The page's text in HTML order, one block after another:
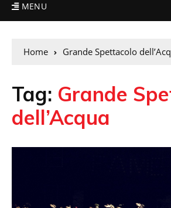
MENU
Home Grande Spettacolo
Tag: Grande
dell’Acqua